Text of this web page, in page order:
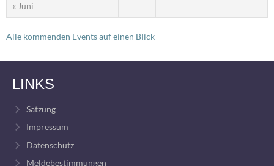
« Juni
Alle kommenden Events auf einen Blick
LINKS
Satzung
Impressum
Datenschutz
Meldebestimmungen